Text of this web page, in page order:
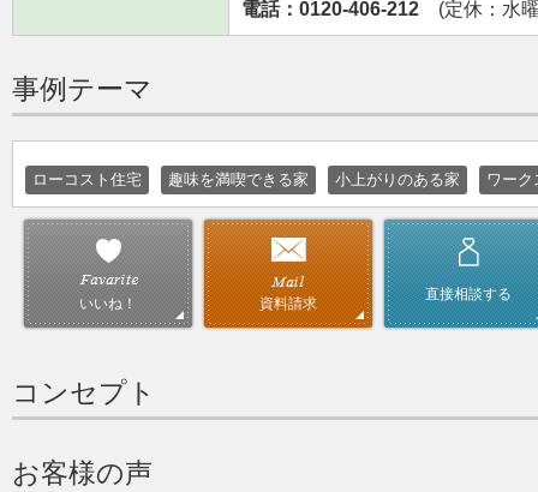
電話：0120-406-212 (定休：水
事例テーマ
ローコスト住宅 趣味を満喫できる家 小上がりのある家 ワーク
いいね！ 資料請求
直接相談する
コンセプト
お客様の声